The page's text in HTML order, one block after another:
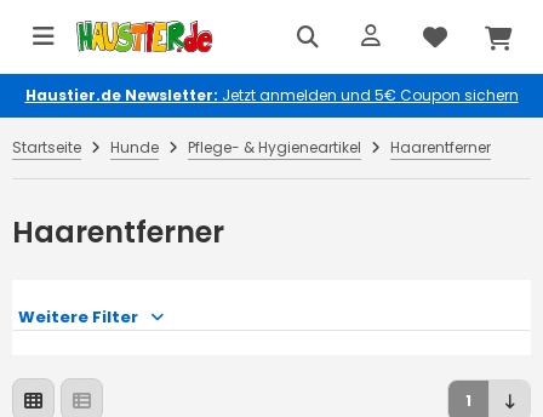
Haustier.de Newsletter: Jetzt anmelden und 5€ Coupon sichern
Startseite Hunde Pflege- & Hygieneartikel Haarentferner
Haarentferner
Weitere Filter
1